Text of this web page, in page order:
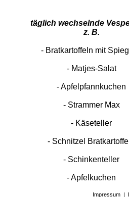
täglich wechselnde
z. B.
- Bratkartoffeln mit
- Matjes-Salat
- Apfelpfannkuchen
- Strammer Max
- Käseteller
- Schnitzel
- Schinkenteller
​​​​​​​- Apfelkuchen
Impressum |